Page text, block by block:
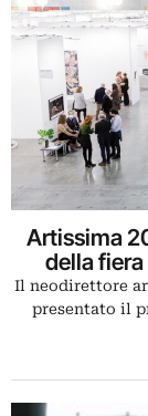
Artissima
della
Il neodirettore
presentato il